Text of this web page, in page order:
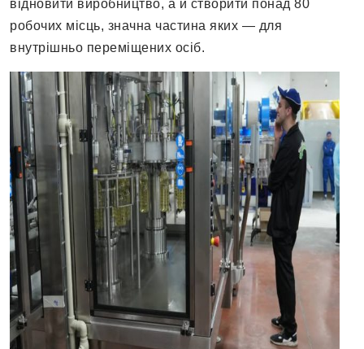
відновити виробництво, а й створити понад 80
робочих місць, значна частина яких — для
внутрішньо переміщених осіб.